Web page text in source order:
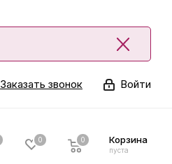
Войти
Заказать звонок
0 Корзина
0
пуста
0